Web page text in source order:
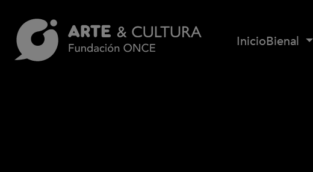
InicioBienal